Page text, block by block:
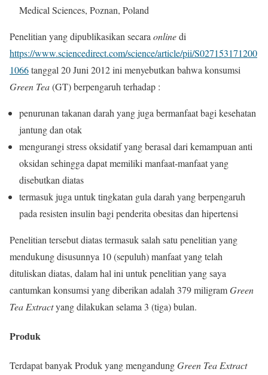
Medical Sciences, Poznan, Poland
Penelitian yang dipublikasikan secara onlinedi
https://www.sciencedirect.com/science/article/pii/S027153171200
1066tanggal 20 Juni 2012 ini menyebutkan bahwa konsumsi
Green Tea(GT) berpengaruh terhadap :
penurunan takanan darah yang juga bermanfaat bagi kesehatan
jantung dan otak
mengurangi stress oksidatif yang berasal dari kemampuan anti
oksidan sehingga dapat memiliki manfaat-manfaat yang
disebutkan diatas
termasuk juga untuk tingkatan gula darah yang berpengaruh
pada resisten insulin bagi penderita obesitas dan hipertensi
Penelitian tersebut diatas termasuk salah satu penelitian yang
mendukung disusunnya 10 (sepuluh) manfaat yang telah
dituliskan diatas, dalam hal ini untuk penelitian yang saya
cantumkan konsumsi yang diberikan adalah 379 miligramGreen
Tea Extractyang dilakukan selama 3 (tiga) bulan.
Produk
Terdapat banyak Produk yang mengandungGreen Tea Extract